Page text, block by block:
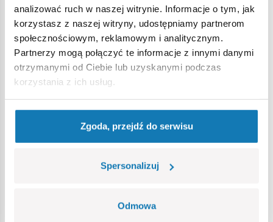
analizować ruch w naszej witrynie. Informacje o tym, jak
korzystasz z naszej witryny, udostępniamy partnerom
społecznościowym, reklamowym i analitycznym.
Partnerzy mogą połączyć te informacje z innymi danymi
otrzymanymi od Ciebie lub uzyskanymi podczas
korzystania z ich usług.
Zgoda, przejdź do serwisu
Spersonalizuj
Odmowa
tradycją,
klocki spełniają normy bezpieczeństwa dotyczące
produktów dla dzieci,
w pełni kompatybilne z innymi markami klocków
konstrukcyjnych,
klocki z nadrukami nie odkształcają się i nie bledną w
czytelna i intuicyjna instrukcja oparta na rysunkach i